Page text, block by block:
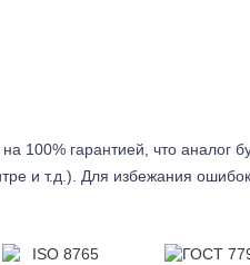
100% гарантией, что аналог
и т.д.). Для избежания